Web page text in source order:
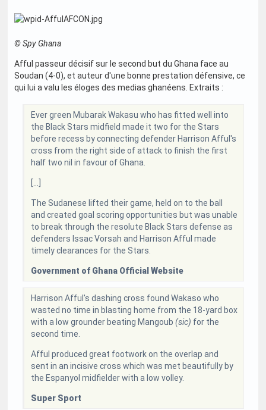
© Spy Ghana
Afful passeur décisif sur le second but du Ghana face au
Soudan (4-0), et auteur d'une bonne prestation défensive, ce
qui lui a valu les éloges des medias ghanéens. Extraits :
Ever green Mubarak Wakasu who has fitted well into
the Black Stars midfield made it two for the Stars
before recess by connecting defender Harrison Afful's
cross from the right side of attack to finish the first
half two nil in favour of Ghana.
The Sudanese lifted their game, held on to the ball
and created goal scoring opportunities but was unable
to break through the resolute Black Stars defense as
defenders Issac Vorsah and Harrison Afful made
timely clearances for the Stars.
Government of Ghana Official Website
Harrison Afful's dashing cross found Wakaso who
wasted no time in blasting home from the 18-yard box
with a low grounder beating Mangoub (sic) for the
second time.
Afful produced great footwork on the overlap and
sent in an incisive cross which was met beautifully by
the Espanyol midfielder with a low volley.
Super Sport